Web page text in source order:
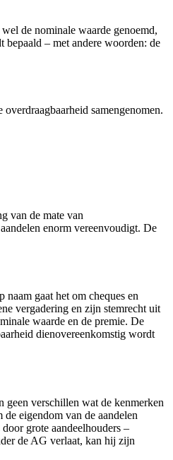
de nominale waarde genoemd,
– met andere woorden: de
samengenomen.
van de mate van
enorm vereenvoudigt. De
gaat het om cheques en
vergadering en zijn stemrecht uit
waarde en de premie. De
dienovereenkomstig wordt
geen verschillen wat de kenmerken
eigendom van de aandelen
grote aandeelhouders –
de AG verlaat, kan hij zijn